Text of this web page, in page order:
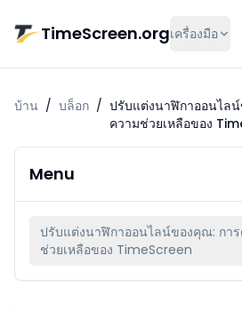
TimeScreen.orgเครื่องมือ
บ้าน / บล็อก / ปรับแต่งนาฬิกาออนไล
ความช่วยเหลือของ
Menu
ปรับแต่งนาฬิกาออนไลน์ของคุณ: กา
ช่วยเหลือของ TimeScreen